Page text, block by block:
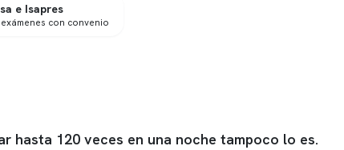
e Isapres
con convenio
hasta 120 veces en una noche tampoco lo es.